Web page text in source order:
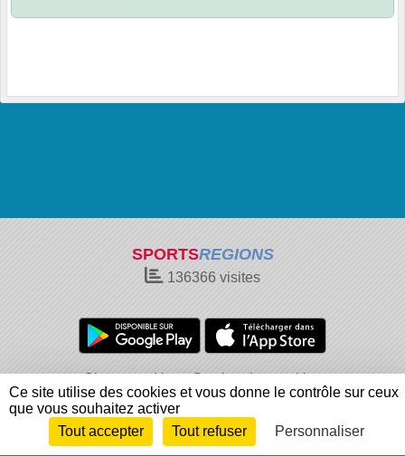
SPORTSREGIONS
136366 visites
Charte cookies
Gestion des cookies
Informations légales
Signaler un contenu inapproprié
Envie de participer ? Connexion
Ce site utilise des cookies et vous donne le contrôle sur ceux
que vous souhaitez activer
Tout accepter
Tout refuser Personnaliser